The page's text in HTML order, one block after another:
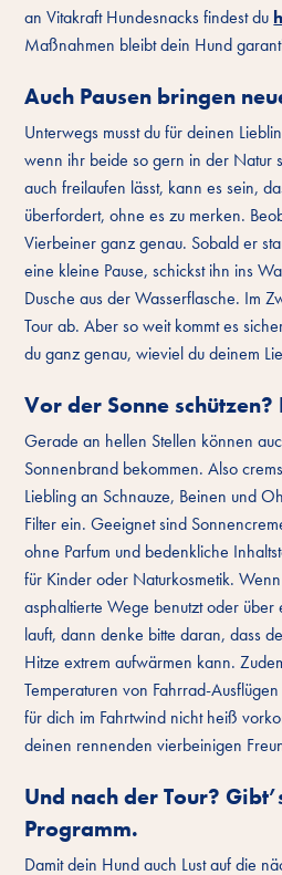
an Vitakraft Hundesnacks findest du
Maßnahmen bleibt dein Hund
Auch Pausen bringen
Unterwegs musst du für deinen
wenn ihr beide so gern in der Natur
auch freilaufen lässt, kann es sein,
überfordert, ohne es zu merken.
Vierbeiner ganz genau. Sobald er
eine kleine Pause, schickst ihn ins
Dusche aus der Wasserflasche. Im
Tour ab. Aber so weit kommt es
du ganz genau, wieviel du deinem
Vor der Sonne schützen?
Gerade an hellen Stellen können
Sonnenbrand bekommen. Also
Liebling an Schnauze, Beinen und
Filter ein. Geeignet sind
ohne Parfum und bedenkliche
für Kinder oder Naturkosmetik.
asphaltierte Wege benutzt oder
lauft, dann denke bitte daran, dass
Hitze extrem aufwärmen kann.
Temperaturen von Fahrrad-
für dich im Fahrtwind nicht heiß
deinen rennenden vierbeinigen
Und nach der Tour?
Programm.
Damit dein Hund auch Lust auf die